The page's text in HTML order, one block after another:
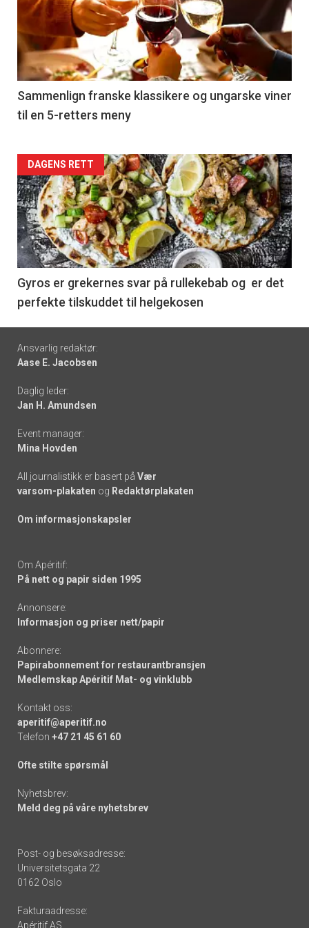
akkurat
nå
-
5
Sammenlign franske klassikere og ungarske viner
til en 5-retters meny
Forsiden
akkurat
nå
-
6
DAGENS RETT
Gyros er grekernes svar på rullekebab og er det
perfekte tilskuddet til helgekosen
Footer
-
links
Ansvarlig redaktør:
Aase E. Jacobsen
Daglig leder:
Jan H. Amundsen
Event manager:
Mina Hovden
All journalistikk er basert på Vær
varsom-plakaten og Redaktørplakaten
Om informasjonskapsler
Om Apéritif:
På nett og papir siden 1995
Annonsere:
Informasjon og priser nett/papir
Abonnere:
Papirabonnement for restaurantbransjen
Medlemskap Apéritif Mat- og vinklubb
Kontakt oss:
aperitif@aperitif.no
Telefon +47 21 45 61 60
Ofte stilte spørsmål
Nyhetsbrev:
Meld deg på våre nyhetsbrev
Post- og besøksadresse:
Universitetsgata 22
0162 Oslo
Fakturaadresse:
Apéritif AS